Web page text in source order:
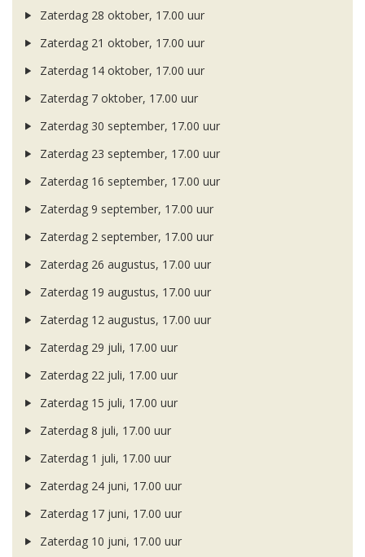
Zaterdag 28 oktober, 17.00 uur
Zaterdag 21 oktober, 17.00 uur
Zaterdag 14 oktober, 17.00 uur
Zaterdag 7 oktober, 17.00 uur
Zaterdag 30 september, 17.00 uur
Zaterdag 23 september, 17.00 uur
Zaterdag 16 september, 17.00 uur
Zaterdag 9 september, 17.00 uur
Zaterdag 2 september, 17.00 uur
Zaterdag 26 augustus, 17.00 uur
Zaterdag 19 augustus, 17.00 uur
Zaterdag 12 augustus, 17.00 uur
Zaterdag 29 juli, 17.00 uur
Zaterdag 22 juli, 17.00 uur
Zaterdag 15 juli, 17.00 uur
Zaterdag 8 juli, 17.00 uur
Zaterdag 1 juli, 17.00 uur
Zaterdag 24 juni, 17.00 uur
Zaterdag 17 juni, 17.00 uur
Zaterdag 10 juni, 17.00 uur